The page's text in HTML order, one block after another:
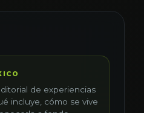
de experiencias
incluye, cómo se vive